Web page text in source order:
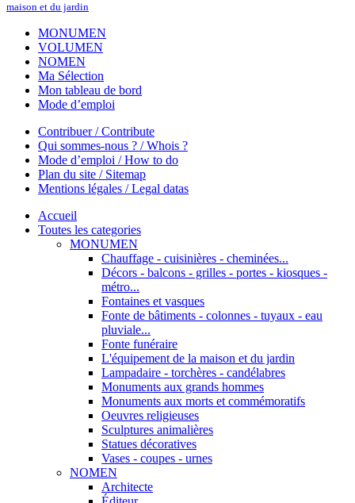
maison et du jardin
MONUMEN
VOLUMEN
NOMEN
Ma Sélection
Mon tableau de bord
Mode d’emploi
Contribuer / Contribute
Qui sommes-nous ? / Whois ?
Mode d’emploi / How to do
Plan du site / Sitemap
Mentions légales / Legal datas
Accueil
Toutes les categories
MONUMEN
Chauffage - cuisinières - cheminées...
Décors - balcons - grilles - portes - kiosques -
métro...
Fontaines et vasques
Fonte de bâtiments - colonnes - tuyaux - eau
pluviale...
Fonte funéraire
L'équipement de la maison et du jardin
Lampadaire - torchères - candélabres
Monuments aux grands hommes
Monuments aux morts et commémoratifs
Oeuvres religieuses
Sculptures animalières
Statues décoratives
Vases - coupes - urnes
NOMEN
Architecte